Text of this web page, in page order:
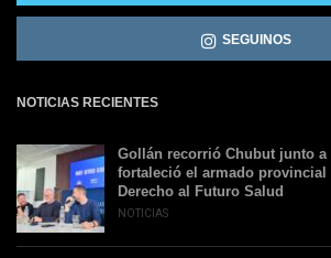
SEGUINOS
NOTICIAS RECIENTES
Gollán recorrió Chubut junto a
fortaleció el armado
Derecho al Futuro Salud
NOTICIAS